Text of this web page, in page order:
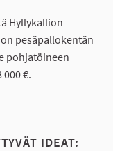
Hyllykallion
pesäpallokentän
pohjatöineen
€.
IDEAT: